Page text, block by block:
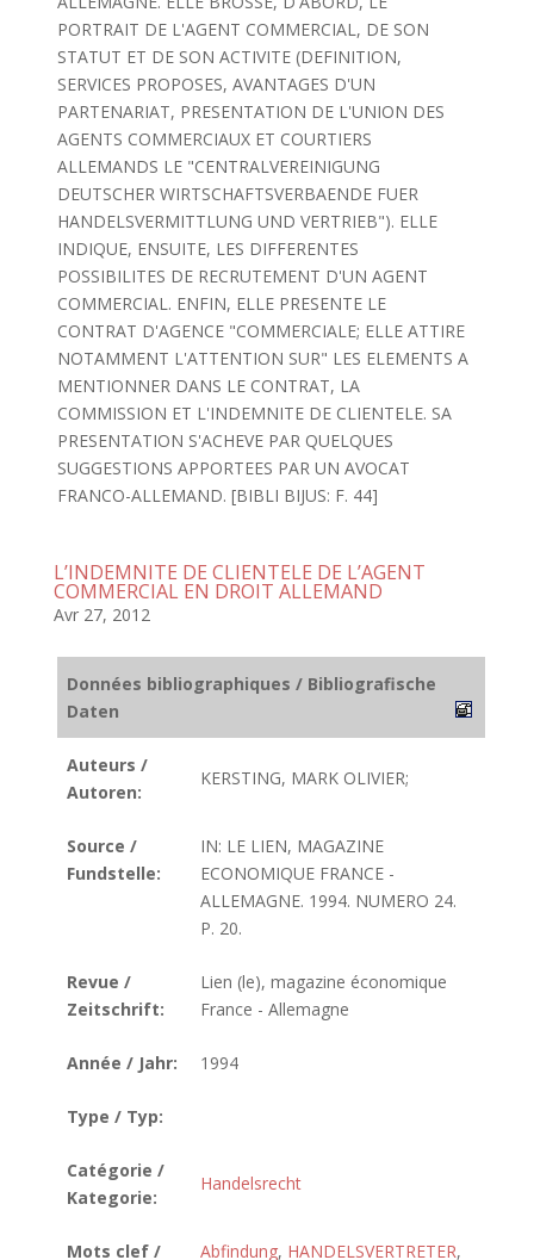
PORTRAIT DE L'AGENT COMMERCIAL, DE SON
STATUT ET DE SON ACTIVITE (DEFINITION,
SERVICES PROPOSES, AVANTAGES D'UN
PARTENARIAT, PRESENTATION DE L'UNION DES
AGENTS COMMERCIAUX ET COURTIERS
ALLEMANDS LE "CENTRALVEREINIGUNG
DEUTSCHER WIRTSCHAFTSVERBAENDE FUER
HANDELSVERMITTLUNG UND VERTRIEB"). ELLE
INDIQUE, ENSUITE, LES DIFFERENTES
POSSIBILITES DE RECRUTEMENT D'UN AGENT
COMMERCIAL. ENFIN, ELLE PRESENTE LE
CONTRAT D'AGENCE "COMMERCIALE; ELLE ATTIRE
NOTAMMENT L'ATTENTION SUR" LES ELEMENTS A
MENTIONNER DANS LE CONTRAT, LA
COMMISSION ET L'INDEMNITE DE CLIENTELE. SA
PRESENTATION S'ACHEVE PAR QUELQUES
SUGGESTIONS APPORTEES PAR UN AVOCAT
FRANCO-ALLEMAND. [BIBLI BIJUS: F. 44]
L’INDEMNITE DE CLIENTELE DE L’AGENT
COMMERCIAL EN DROIT ALLEMAND
Avr 27, 2012
Données bibliographiques / Bibliografische
Daten
Auteurs /
Autoren:
KERSTING, MARK OLIVIER;
Source /
Fundstelle:
IN: LE LIEN, MAGAZINE
ECONOMIQUE FRANCE -
ALLEMAGNE. 1994. NUMERO 24.
P. 20.
Revue /
Zeitschrift:
Lien (le), magazine économique
France - Allemagne
Année / Jahr: 1994
Type / Typ:
Catégorie /
Kategorie:
Handelsrecht
Mots clef /
Abfindung, HANDELSVERTRETER,